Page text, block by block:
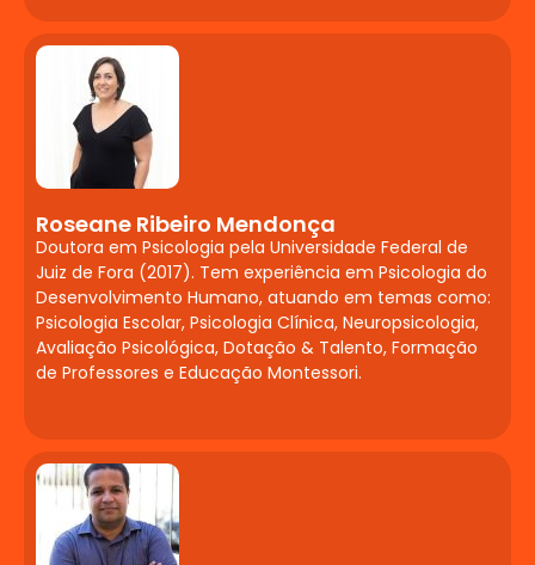
Supervisionado em
Neuropsicopedagogia
Clínica
Avaliação diagnóstica e intervenção.
Etapas: Contrato, Entrevista Inicial,
Anamnese, Devolutiva e Relatório.
Aplicação de Provas Operatórias e testes
psicométricos: Torre de Hanói (ToH),
Cubos de Corsi, Torre de Londres (TOL),
Atenção por Cancelamento e Trilhas.
Funções executivas: atenção, controle
inibitório e memória de trabalho. Práticas
Cerebral, Síndrome de Down e TPAC.
MTP II / Seminário de
Conclusão de Curso
Roseane Ribeiro Mendonça
Doutora em Psicologia pela Universidade Federal de
Juiz de Fora (2017). Tem experiência em Psicologia do
Desenvolvimento Humano, atuando em temas como:
Psicologia Escolar, Psicologia Clínica, Neuropsicologia,
Avaliação Psicológica, Dotação & Talento, Formação
de Professores e Educação Montessori.